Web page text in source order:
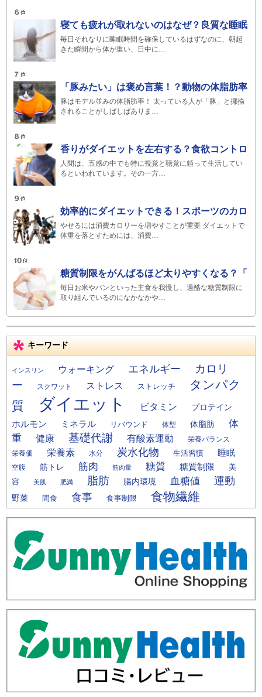
寝ても疲れが取れないのはなぜ？良質な睡眠
毎日それなりに睡眠時間を確保しているはずなのに、朝起
きた瞬間から体が重い、日中に…
「豚みたい」は褒め言葉！？動物の体脂肪率
豚はモデル並みの体脂肪率！ 太っている人が「豚」と揶揄
されることがしばしばありま…
香りがダイエットを左右する？食欲コントロ
人間は、五感の中でも特に視覚と聴覚に頼って生活してい
るといわれています。その一方…
効率的にダイエットできる！スポーツのカロ
やせるには消費カロリーを増やすことが重要 ダイエットで
体重を落とすためには、消費…
糖質制限をがんばるほど太りやすくなる？「
毎日お米やパンといった主食を我慢し、過酷な糖質制限に
取り組んでいるのになかなかや…
キーワード
インスリン ウォーキング エネルギー
カロリ
ー
スクワット ストレス ストレッチ
タンパク
質
ダイエット ビタミン
プロテイン
ホルモン
ミネラル リバウンド 体型 体脂肪
体
重
健康 基礎代謝 有酸素運動 栄養バランス
栄養価 栄養素 水分 炭水化物 生活習慣 睡眠
空腹 筋トレ 筋肉 筋肉量 糖質 糖質制限
美
容
美肌 肥満 脂肪 腸内環境 血糖値 運動
野菜 間食 食事 食事制限 食物繊維